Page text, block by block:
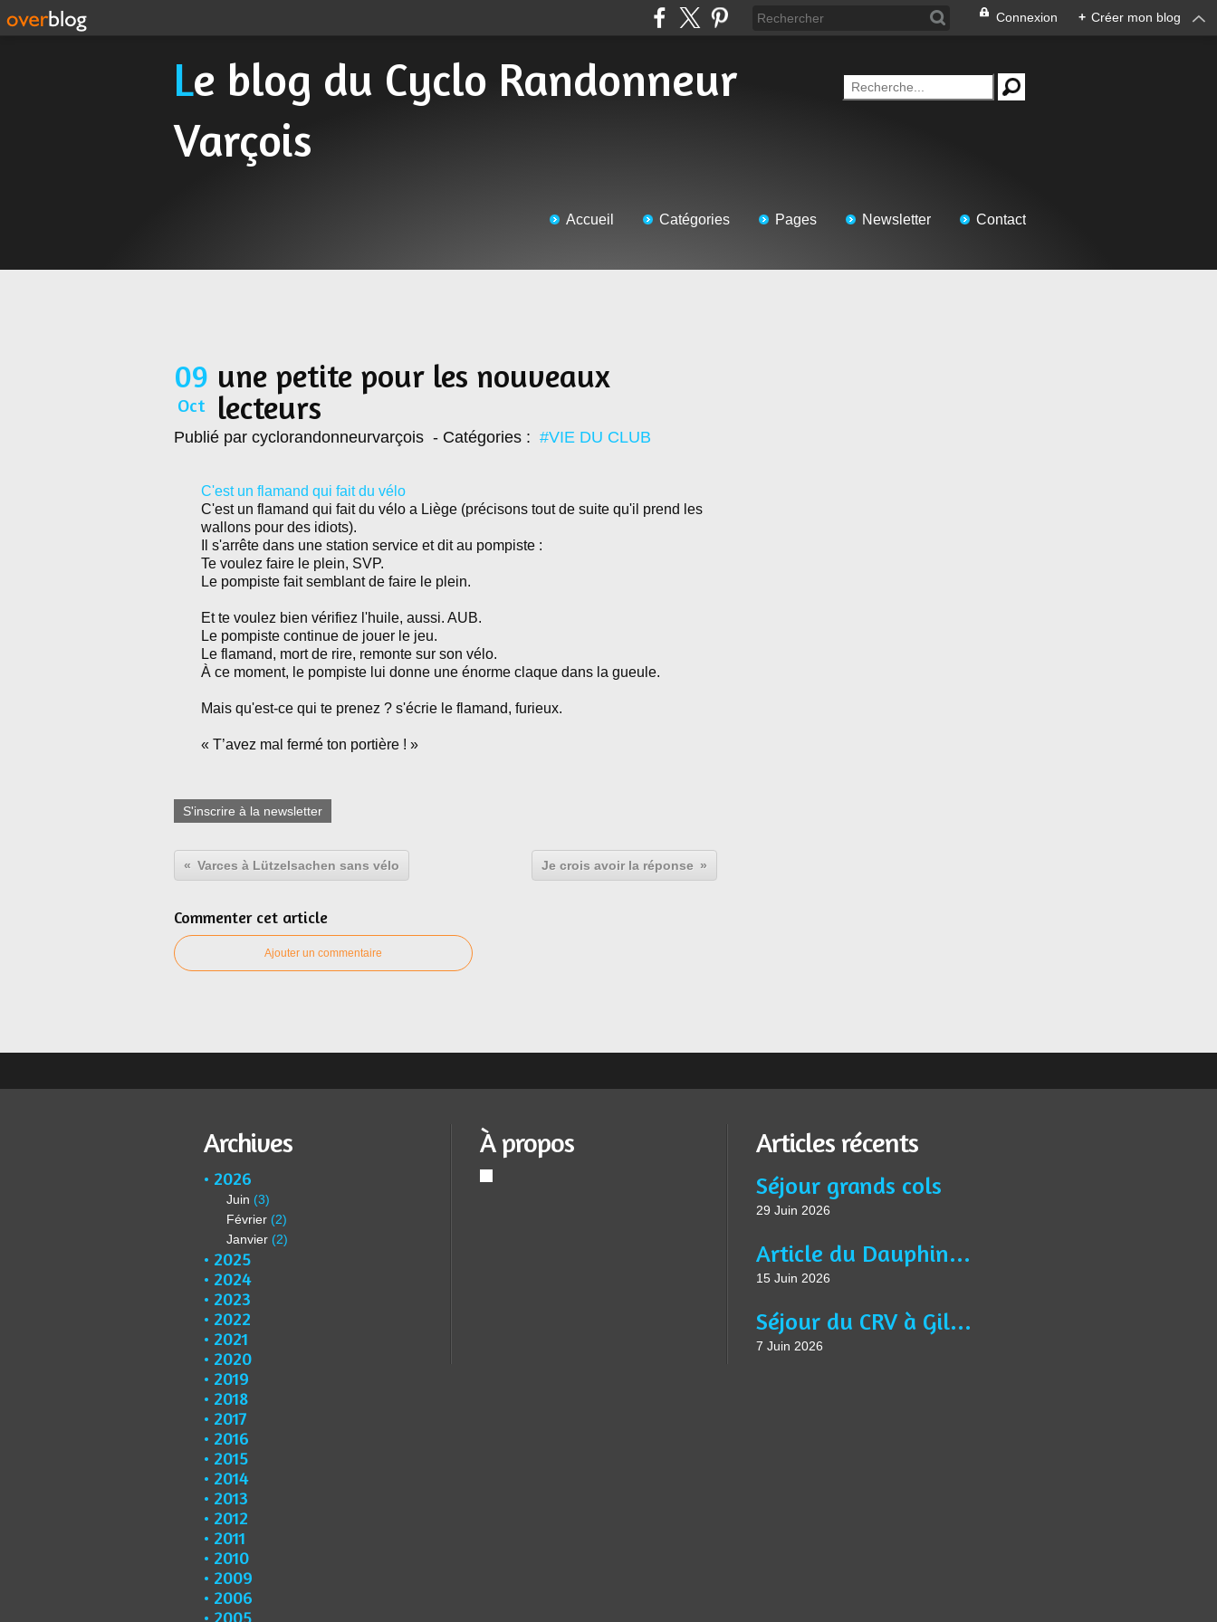
Connexion + Créer mon blog
Le blog du Cyclo Randonneur
Varçois
Accueil Catégories Pages Newsletter Contact
09
Oct
une petite pour les nouveaux
lecteurs
Publié par cyclorandonneurvarçois - Catégories : #VIE DU CLUB
C'est un flamand qui fait du vélo
C'est un flamand qui fait du vélo a Liège (précisons tout de suite qu'il prend les
wallons pour des idiots).
Il s'arrête dans une station service et dit au pompiste :
Te voulez faire le plein, SVP.
Le pompiste fait semblant de faire le plein.
Et te voulez bien vérifiez l'huile, aussi. AUB.
Le pompiste continue de jouer le jeu.
Le flamand, mort de rire, remonte sur son vélo.
À ce moment, le pompiste lui donne une énorme claque dans la gueule.
Mais qu'est-ce qui te prenez ? s'écrie le flamand, furieux.
« T’avez mal fermé ton portière ! »
S'inscrire à la newsletter
Varces à Lützelsachen sans vélo Je crois avoir la réponse
Commenter cet article
Ajouter un commentaire
Archives
2026
Juin (3)
Février (2)
Janvier (2)
2025
2024
2023
2022
2021
2020
2019
2018
2017
2016
2015
2014
2013
2012
2011
2010
2009
2006
2005
À propos Articles récents
Séjour grands cols
29 Juin 2026
Article du Dauphiné Libéré VTM du 13 juin 2026
15 Juin 2026
Séjour du CRV à Gilette
7 Juin 2026